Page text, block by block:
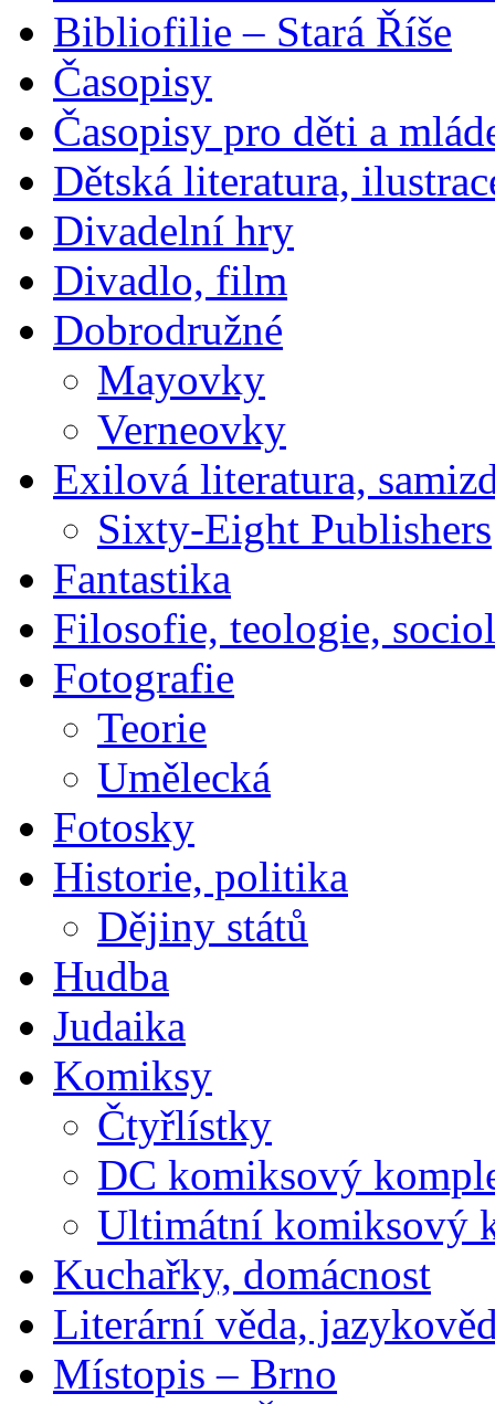
Bibliofilie – Stará Říše
Časopisy
Časopisy pro děti a
Dětská literatura,
Divadelní hry
Divadlo, film
Dobrodružné
Mayovky
Verneovky
Exilová literatura,
Sixty-Eight Publishers
Fantastika
Filosofie, teologie,
Fotografie
Teorie
Umělecká
Fotosky
Historie, politika
Dějiny států
Hudba
Judaika
Komiksy
Čtyřlístky
DC komiksový
Ultimátní komiksový
Kuchařky, domácnost
Literární věda,
Místopis – Brno